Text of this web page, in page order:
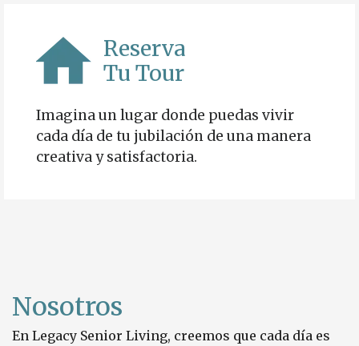
Reserva
Tu Tour
Imagina un lugar donde puedas vivir
cada día de tu jubilación de una manera
creativa y satisfactoria.
Nosotros
En Legacy Senior Living, creemos que cada día es